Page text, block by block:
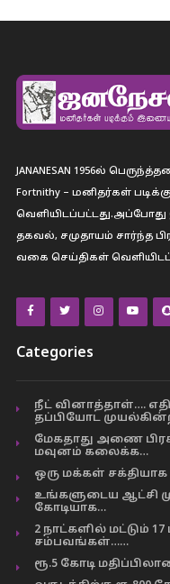
JANANESAN 1956ல்
Fortnithy – மனிதர்கள்
தகவல், சமுதாயம் சார்ந்த
வகை செய்திகள்
Categories
நீட் வினாத்தாள்….
தப்பியோட
மேகதாது அணை
மவுனம் கலைக்க…
ஒரு மக்கள்
உங்களுடைய ஆட்சி
கோடியாக…
2 நாட்களில் மட்டும்
சம்பவங்கள்……
ரூ.5 கோடி